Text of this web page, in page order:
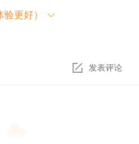
BUSD。”
如果 BUSD 被视为证
。
更好）
发表评论